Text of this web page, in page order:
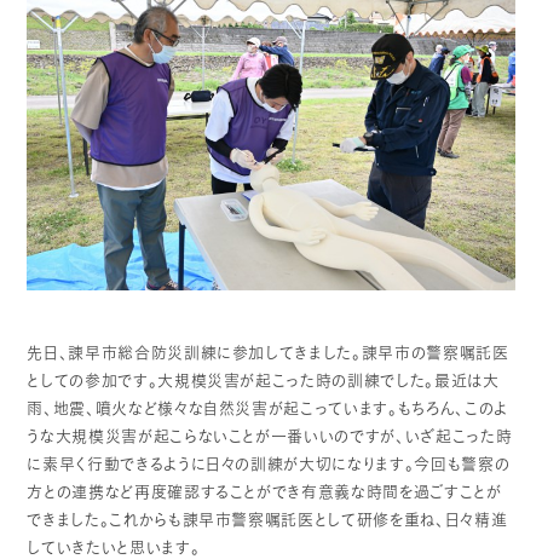
先日、諌早市総合防災訓練に参加してきました。諌早市の警察嘱託医
としての参加です。大規模災害が起こった時の訓練でした。最近は大
雨、地震、噴火など様々な自然災害が起こっています。もちろん、このよ
うな大規模災害が起こらないことが一番いいのですが、いざ起こった時
に素早く行動できるように日々の訓練が大切になります。今回も警察の
方との連携など再度確認することができ有意義な時間を過ごすことが
できました。これからも諌早市警察嘱託医として研修を重ね、日々精進
していきたいと思います。